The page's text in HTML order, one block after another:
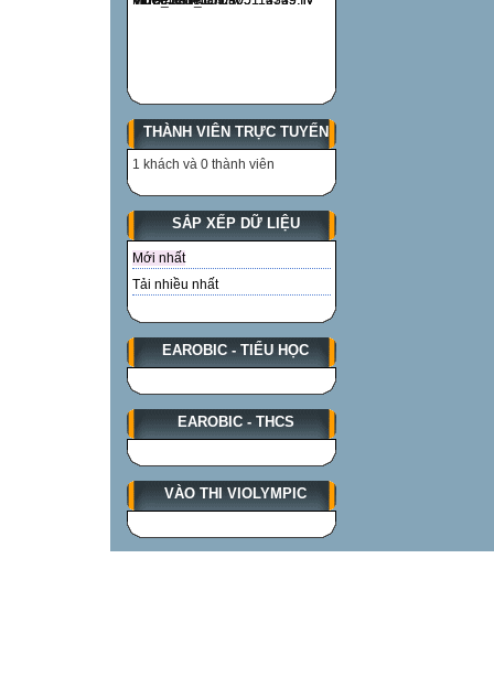
THÀNH VIÊN TRỰC TUYẾN
1 khách và 0 thành viên
SẮP XẾP DỮ LIỆU
Mới nhất
Tải nhiều nhất
EAROBIC - TIỂU HỌC
EAROBIC - THCS
VÀO THI VIOLYMPIC